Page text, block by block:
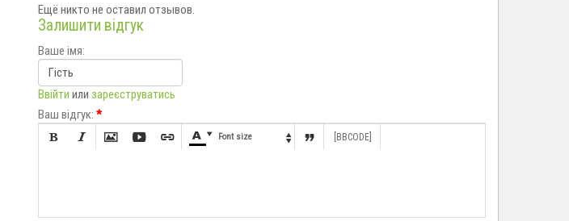
Ещё никто не оставил отзывов.
Залишити відгук
Ваше імя:
Ввійти или зареєструватись
Ваш відгук: *

      Font size   [BBCODE]